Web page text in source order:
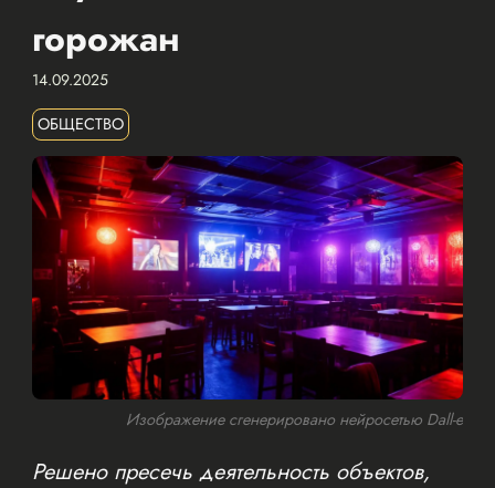
горожан
14.09.2025
ОБЩЕСТВО
Изображение сгенерировано нейросетью Dall-e
Решено пресечь деятельность объектов,